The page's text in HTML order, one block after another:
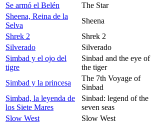
Se armó el Belén
The Star
Sheena, Reina de la
Selva
Sheena
Shrek 2
Shrek 2
Silverado
Silverado
Simbad y el ojo del
tigre
Sinbad and the eye of
the tiger
Simbad y la princesa
The 7th Voyage of
Sinbad
Simbad, la leyenda de
los Siete Mares
Sinbad: legend of the
seven seas
Slow West
Slow West